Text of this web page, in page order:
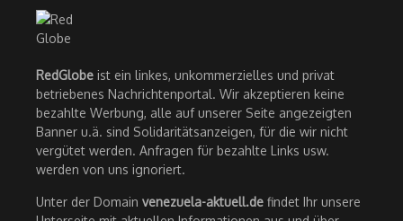
RedGlobe ist ein linkes, unkommerzielles und privat
betriebenes Nachrichtenportal. Wir akzeptieren keine
bezahlte Werbung, alle auf unserer Seite angezeigten
Banner u.ä. sind Solidaritätsanzeigen, für die wir nicht
vergütet werden. Anfragen für bezahlte Links usw.
werden von uns ignoriert.
Unter der Domain venezuela-aktuell.de findet Ihr unsere